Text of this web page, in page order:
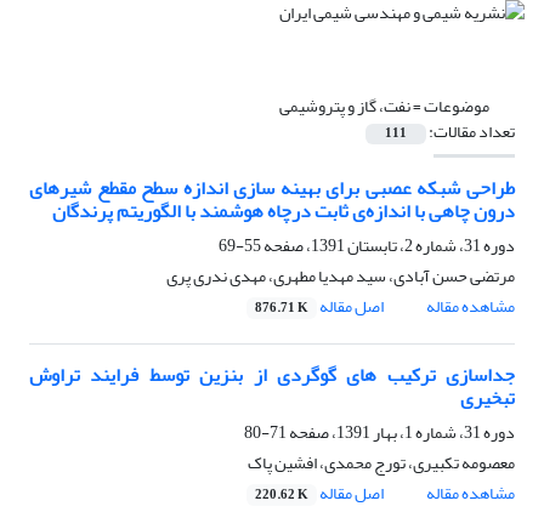
موضوعات =نفت، گاز و پتروشیمی
تعداد مقالات: 111
طراحی شبکه عصبی برای بهینه سازی اندازه سطح مقطع شیرهای
درون چاهی با اندازه‌ی ثابت درچاه هوشمند با الگوریتم پرندگان
دوره 31، شماره 2، تابستان 1391، صفحه
55-69
مرتضی حسن آبادی، سید مهدیا مطهری، مهدی ندری پری
مشاهده مقاله
اصل مقاله 876.71 K
جداسازی ترکیب های گوگردی از بنزین توسط فرایند تراوش
تبخیری
دوره 31، شماره 1، بهار 1391، صفحه
71-80
معصومه تکبیری، تورج محمدی، افشین پاک
مشاهده مقاله
اصل مقاله 220.62 K